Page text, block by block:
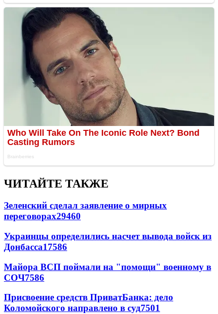
ЧИТАЙТЕ ТАКЖЕ
Зеленский сделал заявление о мирных
переговорах29460
Украинцы определились насчет вывода войск из
Донбасса17586
Майора ВСП поймали на "помощи" военному в
СОЧ7586
Присвоение средств ПриватБанка: дело
Коломойского направлено в суд7501